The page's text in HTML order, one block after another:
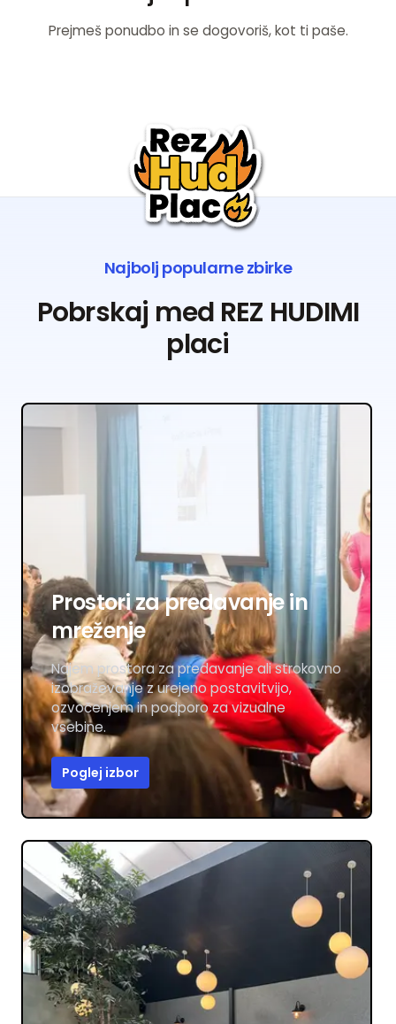
Prejmeš ponudbo in se dogovoriš, kot ti paše.
Najbolj popularne zbirke
Pobrskaj med REZ HUDIMI
placi
Prostori za predavanje in
mreženje
Najem prostora za predavanje ali strokovno
izobraževanje z urejeno postavitvijo,
ozvočenjem in podporo za vizualne
vsebine.
Poglej izbor